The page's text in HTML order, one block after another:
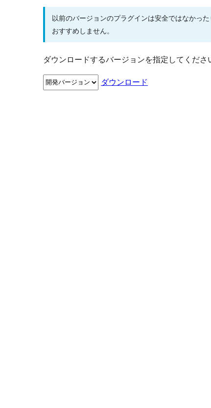
以前のバージョンのプラグインは安全ではなかっ
おすすめしません。
ダウンロードするバージョンを指定してくださ
ダウンロード